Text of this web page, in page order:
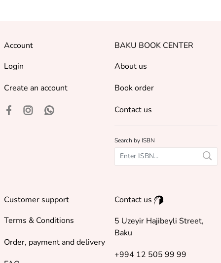
Account
Login
Create an account
BAKU BOOK CENTER
About us
Book order
Contact us
Search by ISBN
Customer support
Terms & Conditions
Order, payment and delivery
Contact us
5 Uzeyir Hajibeyli Street,
Baku
+994 12 505 99 99